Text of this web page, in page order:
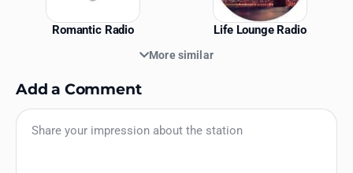
Romantic Radio Life Lounge Radio
More similar
Add a Comment